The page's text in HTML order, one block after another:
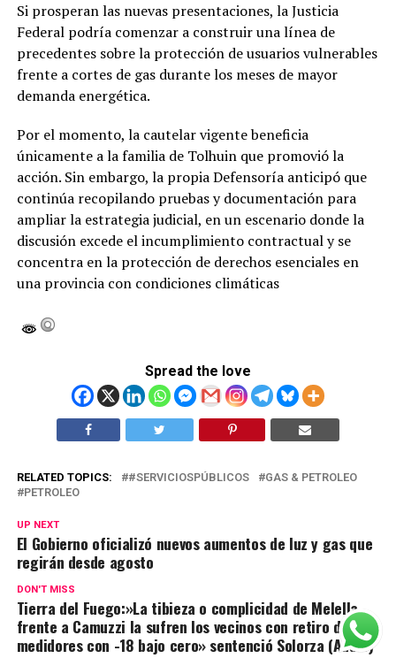
Si prosperan las nuevas presentaciones, la Justicia
Federal podría comenzar a construir una línea de
precedentes sobre la protección de usuarios vulnerables
frente a cortes de gas durante los meses de mayor
demanda energética.
Por el momento, la cautelar vigente beneficia
únicamente a la familia de Tolhuin que promovió la
acción. Sin embargo, la propia Defensoría anticipó que
continúa recopilando pruebas y documentación para
ampliar la estrategia judicial, en un escenario donde la
discusión excede el incumplimiento contractual y se
concentra en la protección de derechos esenciales en
una provincia con condiciones climáticas
Spread the love
RELATED TOPICS: #SERVICIOSPÚBLICOS
GAS & PETROLEO
PETROLEO
UP NEXT
El Gobierno oficializó nuevos aumentos de luz y gas que
regirán desde agosto
DON'T MISS
Tierra del Fuego:»La tibieza o complicidad de Melella
frente a Camuzzi la sufren los vecinos con retiro de
medidores con -18 bajo cero» sentenció Solorza (Audio)